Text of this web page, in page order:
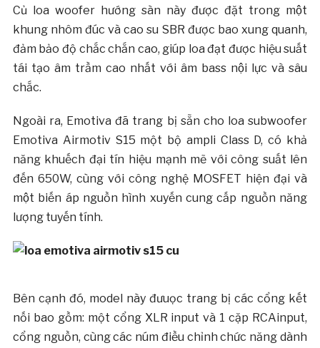
Củ loa woofer hướng sàn này được đặt trong một
khung nhôm đúc và cao su SBR được bao xung quanh,
đảm bảo độ chắc chắn cao, giúp loa đạt được hiệu suất
tái tạo âm trầm cao nhất với âm bass nội lực và sâu
chắc.
Ngoài ra, Emotiva đã trang bị sẵn cho loa subwoofer
Emotiva Airmotiv S15 một bộ ampli Class D, có khả
năng khuếch đại tín hiệu mạnh mẽ với công suất lên
đến 650W, cùng với công nghệ MOSFET hiện đại và
một biến áp nguồn hình xuyến cung cấp nguồn năng
lượng tuyến tính.
Bên cạnh đó, model này đưuọc trang bị các cổng kết
nối bao gồm: một cổng XLR input và 1 cặp RCAinput,
cổng nguồn, cùng các núm điều chỉnh chức năng dành